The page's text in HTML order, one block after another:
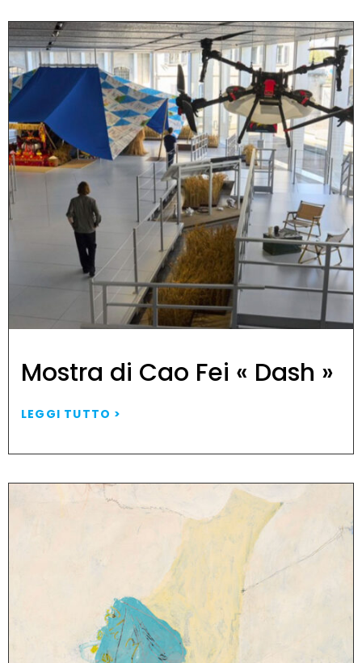
Mostra di Cao Fei « Dash »
LEGGI TUTTO >